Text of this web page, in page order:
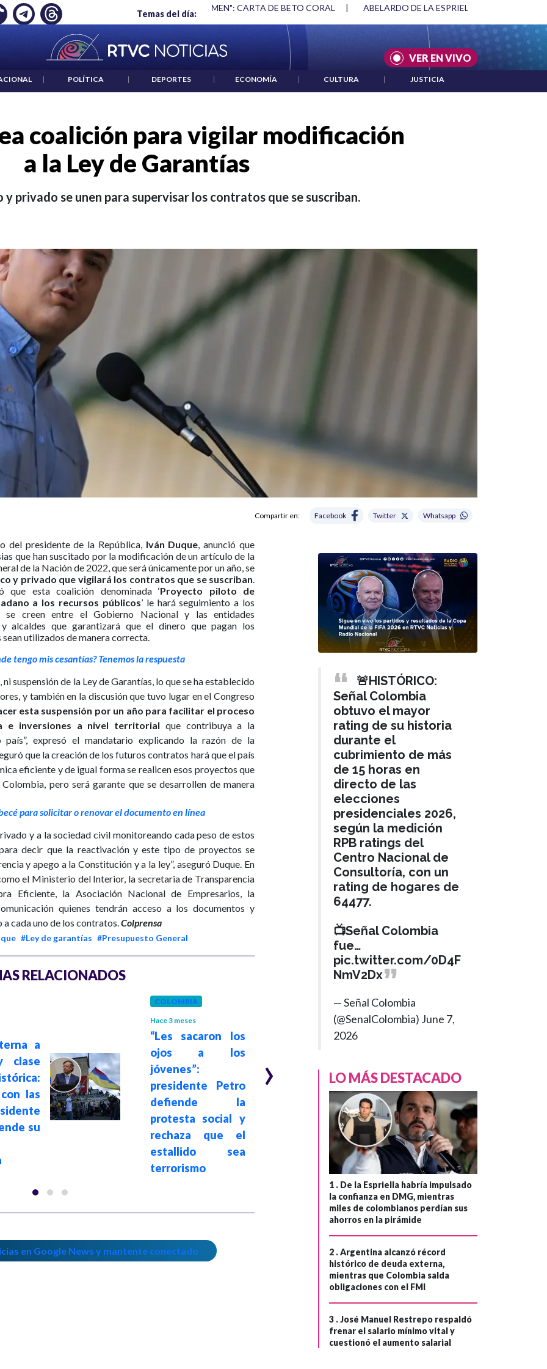
Temas del día:
UN CRIMEN": CARTA DE BETO CORAL ABELARDO DE LA ESPRIELLA Y DMG ACUERDOS ENTRE ESTADOS UNIDOS E IRÁN
VER EN VIVO
| POLÍTICA | DEPORTES | ECONOMÍA | CULTURA | JUSTICIA
coalición para vigilar modificación
a la Ley de Garantías
y privado se unen para supervisar los contratos que se suscriban.
Compartir en: Facebook Twitter Whatsapp
del presidente de la República, Iván Duque, anunció que
que han suscitado por la modificación de un artículo de la
de la Nación de 2022, que será únicamente por un año, se
y privado que vigilará los contratos que se suscriban.
que esta coalición denominada ‘Proyecto piloto de
a los recursos públicos’ le hará seguimiento a los
se creen entre el Gobierno Nacional y las entidades
alcaldes que garantizará que el dinero que pagan los
utilizados de manera correcta.
tengo mis cesantías? Tenemos la respuesta
suspensión de la Ley de Garantías, lo que se ha establecido
y también en la discusión que tuvo lugar en el Congreso
esta suspensión por un año para facilitar el proceso
e inversiones a nivel territorial que contribuya a la
país”, expresó el mandatario explicando la razón de la
que la creación de los futuros contratos hará que el país
eficiente y de igual forma se realicen esos proyectos que
pero será garante que se desarrollen de manera
para solicitar o renovar el documento en línea
y a la sociedad civil monitoreando cada peso de estos
decir que la reactivación y este tipo de proyectos se
y apego a la Constitución y a la ley”, aseguró Duque. En
el Ministerio del Interior, la secretaria de Transparencia
Eficiente, la Asociación Nacional de Empresarios, la
quienes tendrán acceso a los documentos y
cada uno de los contratos.Colprensa
#Ley de garantías #Presupuesto General
RELACIONADOS
a
clase
las
su
COLOMBIA
Hace 3 meses
“Les sacaron los
ojos a los
jóvenes”:
presidente Petro
defiende la
protesta social y
rechaza que el
estallido sea
terrorismo
POLÍTICA
Hace 3 meses
Carrasquilla
pidiendo un
"sustico fiscal"
para Colombia; el
presidente Petro
le respondió
›
en Google News y mantente conectado
🚨HISTÓRICO:
Señal Colombia
obtuvo el mayor
rating de su historia
durante el
cubrimiento de más
de 15 horas en
directo de las
elecciones
presidenciales 2026,
según la medición
RPB ratings del
Centro Nacional de
Consultoría, con un
rating de hogares de
64477.
📺Señal Colombia
fue…
pic.twitter.com/0D4F
NmV2Dx
— Señal Colombia
(@SenalColombia) June 7,
2026
LO MÁS DESTACADO
1 . De la Espriella habría impulsado
la confianza en DMG, mientras
miles de colombianos perdían sus
ahorros en la pirámide
2 .Argentina alcanzó récord
histórico de deuda externa,
mientras que Colombia salda
obligaciones con el FMI
3 .José Manuel Restrepo respaldó
frenar el salario mínimo vital y
cuestionó el aumento salarial